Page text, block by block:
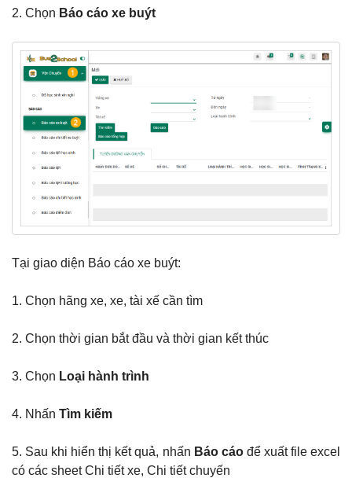
2. Chọn Báo cáo xe buýt
Tại giao diện Báo cáo xe buýt:
1. Chọn hãng xe, xe, tài xế cần tìm
2. Chọn thời gian bắt đầu và thời gian kết thúc
3. Chọn Loại hành trình
4. Nhấn Tìm kiếm
5. Sau khi hiển thị kết quả, nhấn Báo cáođể xuất file excel
có các sheet Chi tiết xe, Chi tiết chuyến